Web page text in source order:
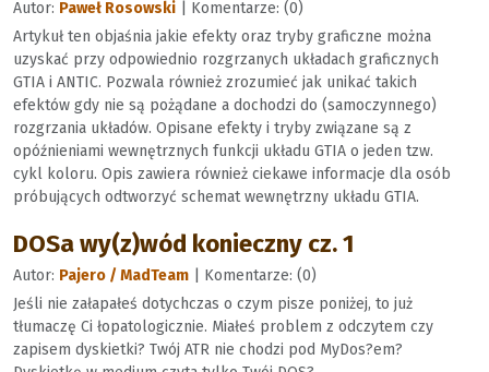
Autor: Paweł Rosowski | Komentarze: (0)
Artykuł ten objaśnia jakie efekty oraz tryby graficzne można
uzyskać przy odpowiednio rozgrzanych układach graficznych
GTIA i ANTIC. Pozwala również zrozumieć jak unikać takich
efektów gdy nie są pożądane a dochodzi do (samoczynnego)
rozgrzania układów. Opisane efekty i tryby związane są z
opóźnieniami wewnętrznych funkcji układu GTIA o jeden tzw.
cykl koloru. Opis zawiera również ciekawe informacje dla osób
próbujących odtworzyć schemat wewnętrzny układu GTIA.
DOSa wy(z)wód konieczny cz. 1
Autor: Pajero / MadTeam | Komentarze: (0)
Jeśli nie załapałeś dotychczas o czym pisze poniżej, to już
tłumaczę Ci łopatologicznie. Miałeś problem z odczytem czy
zapisem dyskietki? Twój ATR nie chodzi pod MyDos?em?